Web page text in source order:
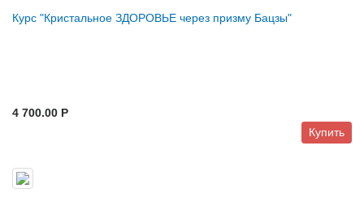
Курс "Кристальное ЗДОРОВЬЕ через призму Бацзы"
4 700.00 P
Купить